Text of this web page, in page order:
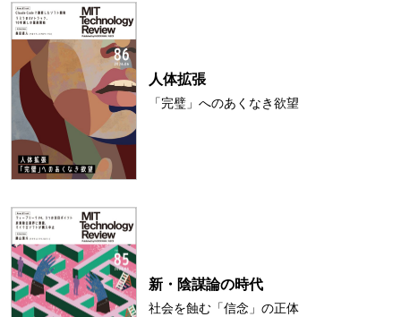
人体拡張
「完璧」へのあくなき欲望
新・陰謀論の時代
社会を蝕む「信念」の正体